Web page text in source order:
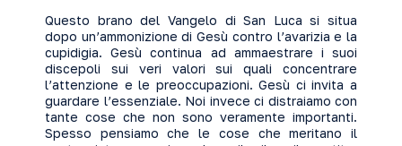
Questo brano del Vangelo di San Luca si situa
dopo un’ammonizione di Gesù contro l’avarizia e la
cupidigia. Gesù continua ad ammaestrare i suoi
discepoli sui veri valori sui quali concentrare
l’attenzione e le preoccupazioni. Gesù ci invita a
guardare l’essenziale. Noi invece ci distraiamo con
tante cose che non sono veramente importanti.
Spesso pensiamo che le cose che meritano il